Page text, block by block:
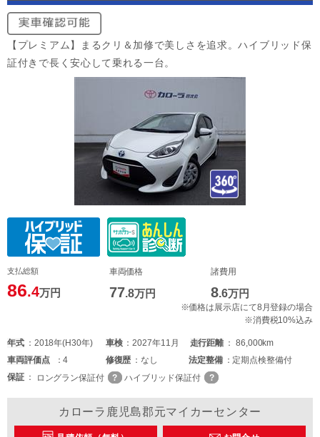
【プレミアム】まるクリ＆加修で美しさを追求。ハイブリッド保
証付きで長く安心して乗れる一台。
支払総額
86.4万円
車両価格
77.8万円
諸費用
8.6万円
※価格は展示店にて8月登録の場合
※消費税10%込み
年式 2018年(H30年) 車検 2027年11月 走行距離
86,000km
車両評価点 4 修復歴 なし 法定整備
定期点検整備付
保証
ロングラン保証付 ハイブリッド保証付
カローラ鹿児島郡元マイカーセンター